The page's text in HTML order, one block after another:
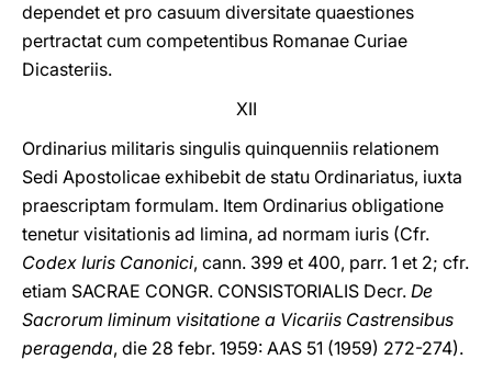
dependet et pro casuum diversitate quaestiones
pertractat cum competentibus Romanae Curiae
Dicasteriis.
XII
Ordinarius militaris singulis quinquenniis relationem
Sedi Apostolicae exhibebit de statu Ordinariatus, iuxta
praescriptam formulam. Item Ordinarius obligatione
tenetur visitationis ad limina, ad normam iuris (Cfr.
Codex Iuris Canonici, cann. 399 et 400, parr. 1 et 2; cfr.
etiam SACRAE CONGR. CONSISTORIALIS Decr. De
Sacrorum liminum visitatione a Vicariis Castrensibus
peragenda, die 28 febr. 1959: AAS 51 (1959) 272-274).